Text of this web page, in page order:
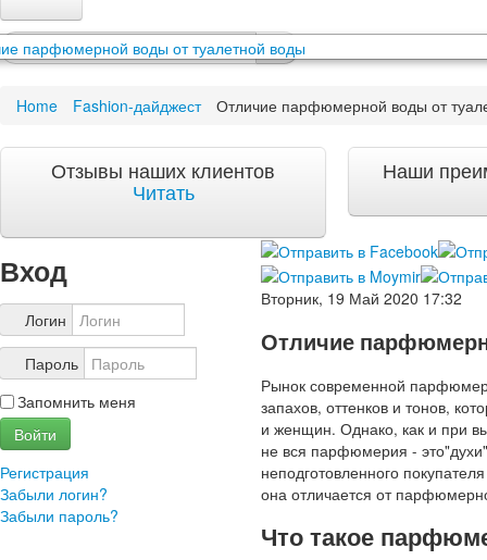
Главная
Каталог
Акции и скидки
Доставка и оплата
Доставка и оплата по Москве
ЧаВо
Ответы на часто задаваемые вопросы
О компании
О нас
Учетная запись
Home Fashion-дайджест Отличие парфюмерной воды от
Отзывы наших клиентов
Читать
Наши
Вход
Логин
Пароль
Запомнить меня
Войти
Регистрация
Забыли логин?
Забыли пароль?
Вторник, 19 Май 2020 17:32
Отличие
Рынок современной
запахов, оттенков и тонов,
и женщин. Однако, как и при
не вся парфюмерия -
неподготовленного
она отличается от
Что такое